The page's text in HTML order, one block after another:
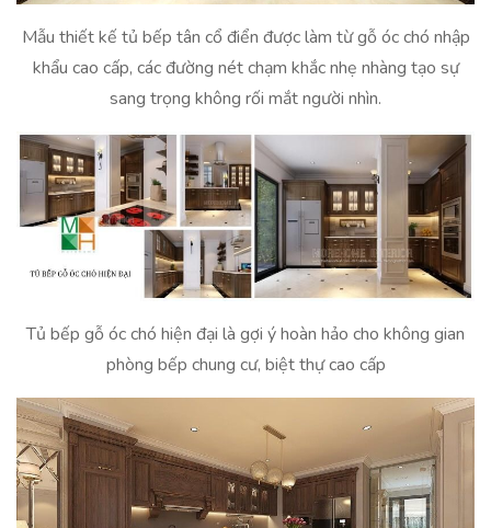
Mẫu thiết kế tủ bếp tân cổ điển được làm từ gỗ óc chó nhập
khẩu cao cấp, các đường nét chạm khắc nhẹ nhàng tạo sự
sang trọng không rối mắt người nhìn.
Tủ bếp gỗ óc chó hiện đại là gợi ý hoàn hảo cho không gian
phòng bếp chung cư, biệt thự cao cấp